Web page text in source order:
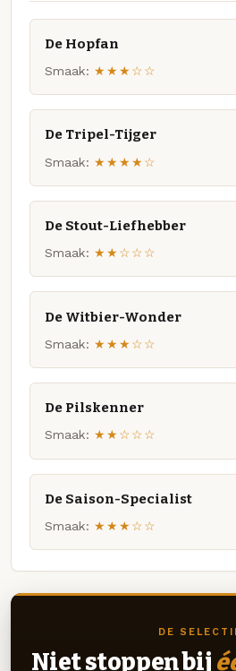
De Hopfan
Smaak: ★★★☆☆
De Tripel-Tijger
Smaak: ★★★★☆
De Stout-Liefhebber
Smaak: ★★☆☆☆
De Witbier-Wonder
Smaak: ★★★☆☆
De Pilskenner
Smaak: ★★☆☆☆
De Saison-Specialist
Smaak: ★★★☆☆
DE
Niet stoppen bij